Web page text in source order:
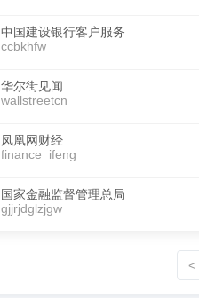
中国建设银行客户服务
ccbkhfw
华尔街见闻
wallstreetcn
凤凰网财经
finance_ifeng
国家金融监督管理总局
gjjrjdglzjgw
<